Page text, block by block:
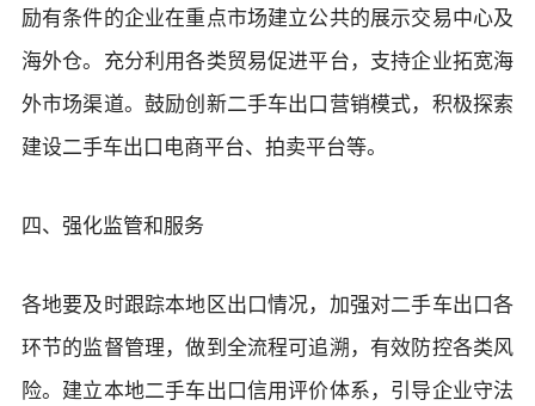
励有条件的企业在重点市场建立公共的展示交易中心及
海外仓。充分利用各类贸易促进平台，支持企业拓宽海
外市场渠道。鼓励创新二手车出口营销模式，积极探索
建设二手车出口电商平台、拍卖平台等。
四、强化监管和服务
各地要及时跟踪本地区出口情况，加强对二手车出口各
环节的监督管理，做到全流程可追溯，有效防控各类风
险。建立本地二手车出口信用评价体系，引导企业守法